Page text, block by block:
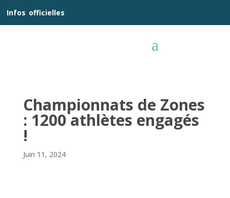
Infos officielles
Championnats de Zones
: 1200 athlètes engagés
!
Juin 11, 2024